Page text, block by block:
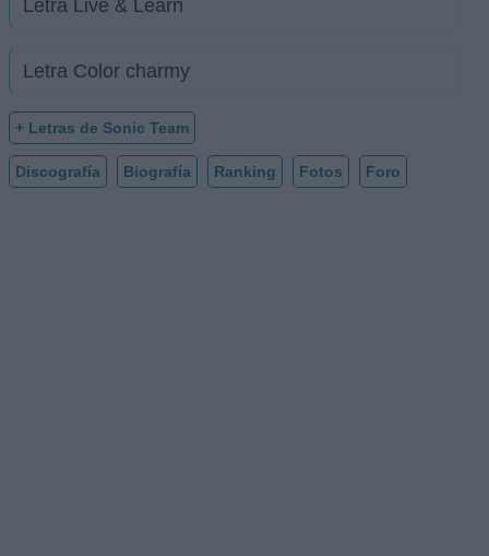
Letra Live & Learn
Letra Color charmy
+ Letras de Sonic Team
Discografía Biografía Ranking Fotos Foro